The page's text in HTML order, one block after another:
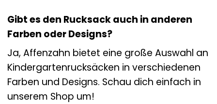
Gibt es den Rucksack auch in anderen
Farben oder Designs?
Ja, Affenzahn bietet eine große Auswahl an
Kindergartenrucksäcken in verschiedenen
Farben und Designs. Schau dich einfach in
unserem Shop um!